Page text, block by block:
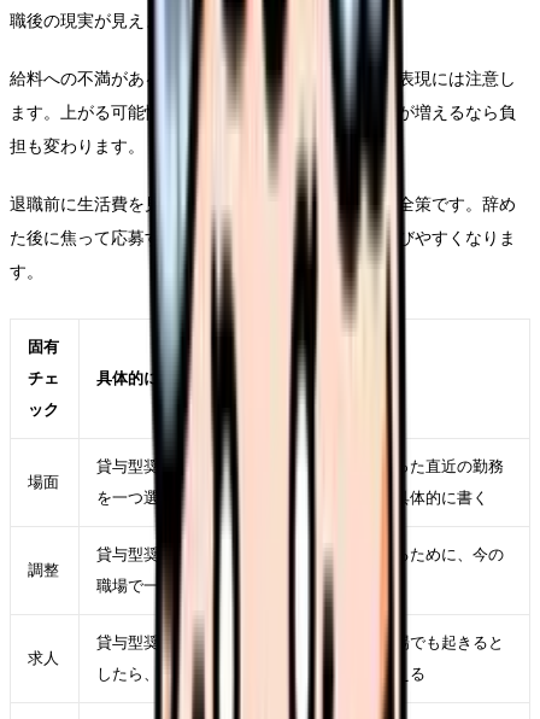
職後の現実が見えます。
給料への不満がある時ほど、年収アップを保証する表現には注意し
ます。上がる可能性はありますが、夜勤回数や残業が増えるなら負
担も変わります。
退職前に生活費を見ておくことは、弱気ではなく安全策です。辞め
た後に焦って応募すると、また同じ条件の職場を選びやすくなりま
す。
固有
チェ
ック
具体的に見ること
場面
貸与型奨学金の返済中に辞めたいが強くなった直近の勤務
を一つ選び、時間帯、相手、業務、体調を具体的に書く
調整
貸与型奨学金の返済中に辞めたいを軽くするために、今の
職場で一つだけ変えられる条件を決める
求人
貸与型奨学金の返済中に辞めたいが次の職場でも起きると
したら、求人票のどの項目に表れるかを考える